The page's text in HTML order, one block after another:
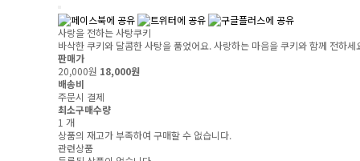
사랑을 전하는 사탕쿠키
바삭한 쿠키와 달콤한 사탕을 품었어요. 사랑하는 마음을 쿠키와 함께 전하세
판매가
20,000원 18,000원
배송비
주문시 결제
최소구매수량
1 개
상품의 재고가 부족하여 구매할 수 없습니다.
관련상품